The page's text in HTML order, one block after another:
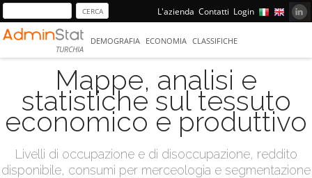
L'azienda Contatti Login
TURCHIA
DEMOGRAFIA ECONOMIA CLASSIFICHE
Mappe, analisi e
statistiche sul tessuto
economico e produttivo
Livelli di occupazione e di disoccupazione, reddito
disponibile, consumi per merceologia e segmentazione